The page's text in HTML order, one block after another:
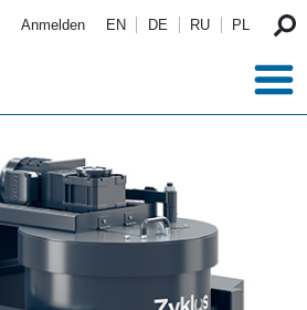
Anmelden EN DE RU PL